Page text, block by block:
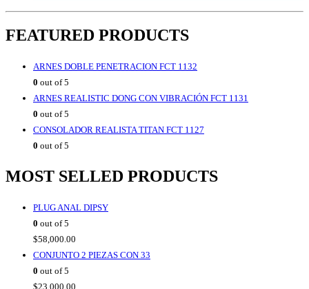
FEATURED PRODUCTS
ARNES DOBLE PENETRACION FCT 1132
0 out of 5
ARNES REALISTIC DONG CON VIBRACIÓN FCT 1131
0 out of 5
CONSOLADOR REALISTA TITAN FCT 1127
0 out of 5
MOST SELLED PRODUCTS
PLUG ANAL DIPSY
0 out of 5
$58,000.00
CONJUNTO 2 PIEZAS CON 33
0 out of 5
$23,000.00